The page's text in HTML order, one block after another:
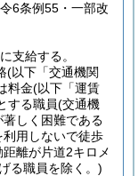
6条例55・一部改
支給する。
(以下「交通機関
料金(以下「運賃
する職員(交通機
しく困難である
用しないで徒歩
離が片道2キロメ
る職員を除く。)